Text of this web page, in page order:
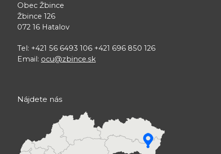
Obec Žbince
Žbince 126
072 16 Hatalov
Tel: +421 56 6493 106 +421 696 850 126
Email: ocu@zbince.sk
Nájdete nás